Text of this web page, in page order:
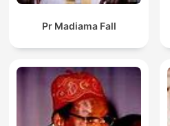
Pr Madiama Fall